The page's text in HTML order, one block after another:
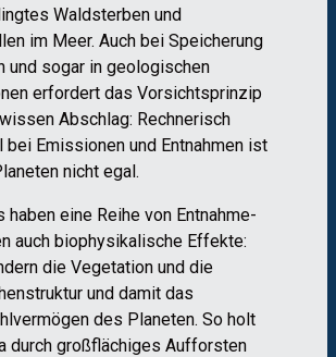
Waldsterben und
im Meer. Auch bei Speicherung
und sogar in geologischen
erfordert das Vorsichtsprinzip
Abschlag: Rechnerisch
bei Emissionen und Entnahmen ist
nicht egal.
haben eine Reihe von Entnahme-
auch biophysikalische Effekte:
die Vegetation und die
und damit das
des Planeten. So holt
durch großflächiges Aufforsten